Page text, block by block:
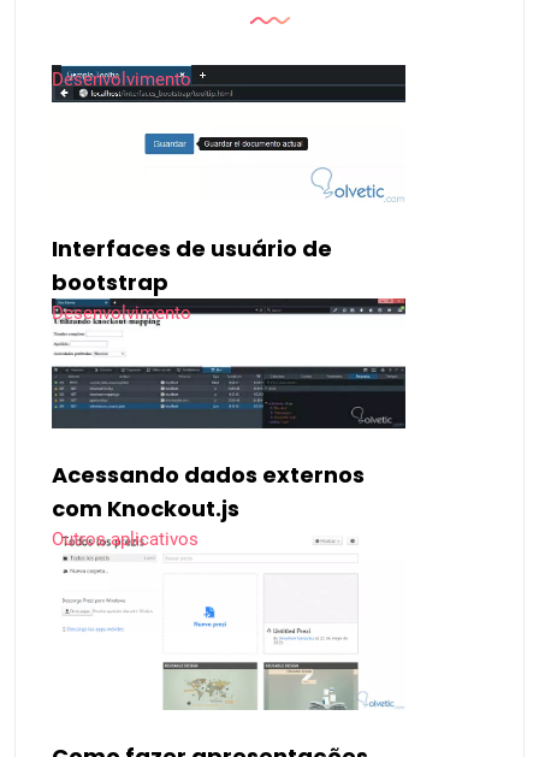
Desenvolvimento
Interfaces de usuário de
bootstrap
Desenvolvimento
Acessando dados externos
com Knockout.js
Outros aplicativos